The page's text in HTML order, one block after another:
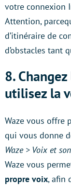
votre connexion
Attention,
d’itinéraire de
d’obstacles tant
8.
utilisez la
Waze vous offre
qui vous donne
Waze > Voix et
Waze vous
propre voix, afin